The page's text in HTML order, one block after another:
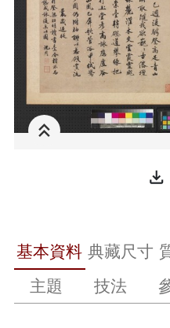
file_download
基本資料 典藏尺寸
主題
技法